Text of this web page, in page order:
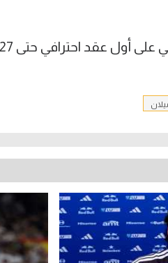
احترافي حتى 2027 بقميص الروسونيري.